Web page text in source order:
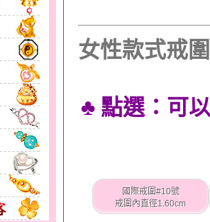
女性款式戒
♣ 點選：可
國際戒圍#10號
戒圍內直徑1.60cm